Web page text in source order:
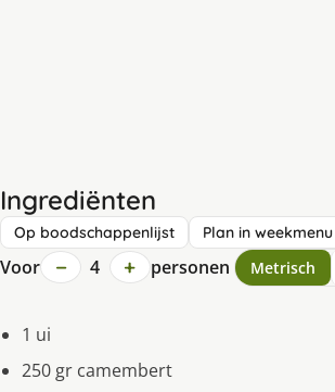
Ingrediënten
Op boodschappenlijst Plan in weekmenu
Voor − 4 + personen Metrisch
1 ui
250 gr camembert